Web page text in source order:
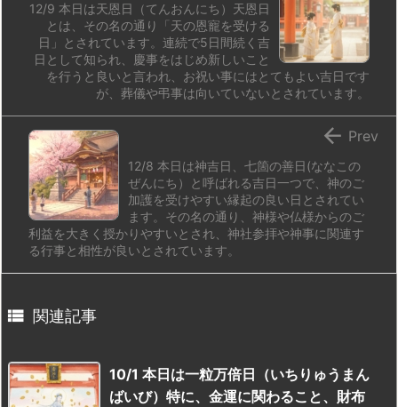
12/9 本日は天恩日（てんおんにち）天恩日
とは、その名の通り「天の恩寵を受ける
日」とされています。連続で5日間続く吉
日として知られ、慶事をはじめ新しいこと
を行うと良いと言われ、お祝い事にはとてもよい吉日です
が、葬儀や弔事は向いていないとされています。
12/8 本日は神吉日、七箇の善日(ななこの
ぜんにち）と呼ばれる吉日一つで、神のご
加護を受けやすい縁起の良い日とされてい
ます。その名の通り、神様や仏様からのご
利益を大きく授かりやすいとされ、神社参拝や神事に関連す
る行事と相性が良いとされています。
 Prev
 関連記事
10/1 本日は一粒万倍日（いちりゅうまん
ばいび）特に、金運に関わること、財布